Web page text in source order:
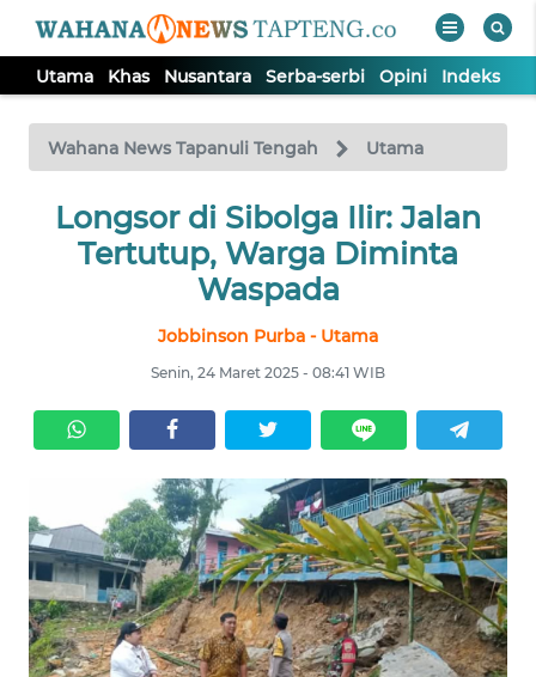
Utama Khas Nusantara Serba-serbi Opini Indeks
Wahana News Tapanuli Tengah Utama
Longsor di Sibolga Ilir: Jalan
Tertutup, Warga Diminta
Waspada
Jobbinson Purba - Utama
Senin, 24 Maret 2025 - 08:41 WIB
TV
Tutup
UTAMA
SERBA-
SERBI
Informasi
INDEKS
BERITA